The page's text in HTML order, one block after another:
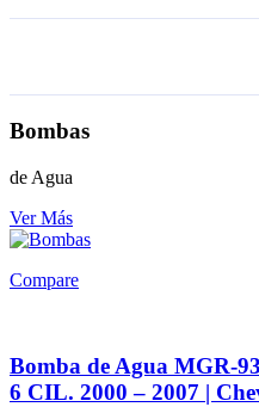
Bombas
de Agua
Ver Más
Compare
Bomba de Agua MGR-
6 CIL. 2000 – 2007 |